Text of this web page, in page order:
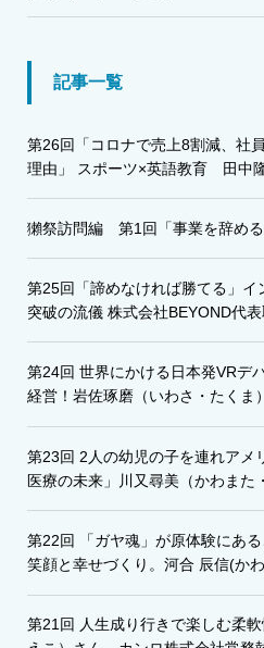
記事一覧
第26回「コロナで売上8割減、社
理由」 スポーツ×英語教育 田中
獺祭訪問編 第1回「事業を辞める
第25回「諦めなければ勝てる」
突破の流儀 株式会社BEYOND代
第24回 世界にかける日本発VRデ
経営！岩佐琢磨（いわさ・たくま
第23回 2人の幼児の子を連れアメ
医療の未来」川又尋美（かわまた
第22回 「ガヤ魂」が原体験にあ
笑顔と幸せづくり。河合 辰信(か
第21回 人生成り行きで楽しむ柔